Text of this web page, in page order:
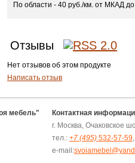
По области - 40 руб./км. от МКАД
Отзывы
Нет отзывов об этом продукте
Написать отзыв
мебель"
Контактная
г. Москва, Очаковское
тел.: +7 (495) 532-57-59,
e-mail: